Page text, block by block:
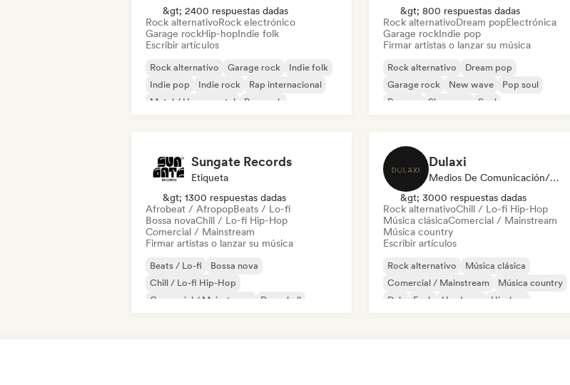
&gt; 2400 respuestas dadas
Rock alternativoRock electrónico
Garage rockHip-hopIndie folk
Escribir artículos
Rock alternativo Garage rock
Indie folk
Indie pop
Indie rock
Rap internacional
Metal / Heavy metal
Pop rock
&gt; 800 respuestas dadas
Rock alternativoDream popElectrónica
Garage rockIndie pop
Firmar artistas o lanzar su música
Rock alternativo
Dream pop
Garage rock
New wave
Pop soul
Reggae
Shoegaze Soul
Sungate Records
Etiqueta
&gt; 1300 respuestas dadas
Afrobeat / AfropopBeats / Lo-fi
Bossa novaChill / Lo-fi Hip-Hop
Comercial / Mainstream
Firmar artistas o lanzar su música
Beats / Lo-fi
Bossa nova
Chill / Lo-fi Hip-Hop
Comercial / Mainstream
Dancehall
Dulaxi
Medios De Comunicación/Periodista
&gt; 3000 respuestas dadas
Rock alternativoChill / Lo-fi Hip-Hop
Música clásicaComercial / Mainstream
Música country
Escribir artículos
Rock alternativo
Música clásica
Comercial / Mainstream
Música country
Dub
Funk Hardcore Hip-hop